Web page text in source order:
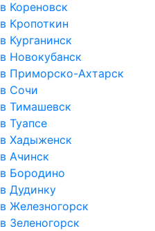
в Кореновск
в Кропоткин
в Курганинск
в Новокубанск
в Приморско-Ахтарск
в Сочи
в Тимашевск
в Туапсе
в Хадыженск
в Ачинск
в Бородино
в Дудинку
в Железногорск
в Зеленогорск